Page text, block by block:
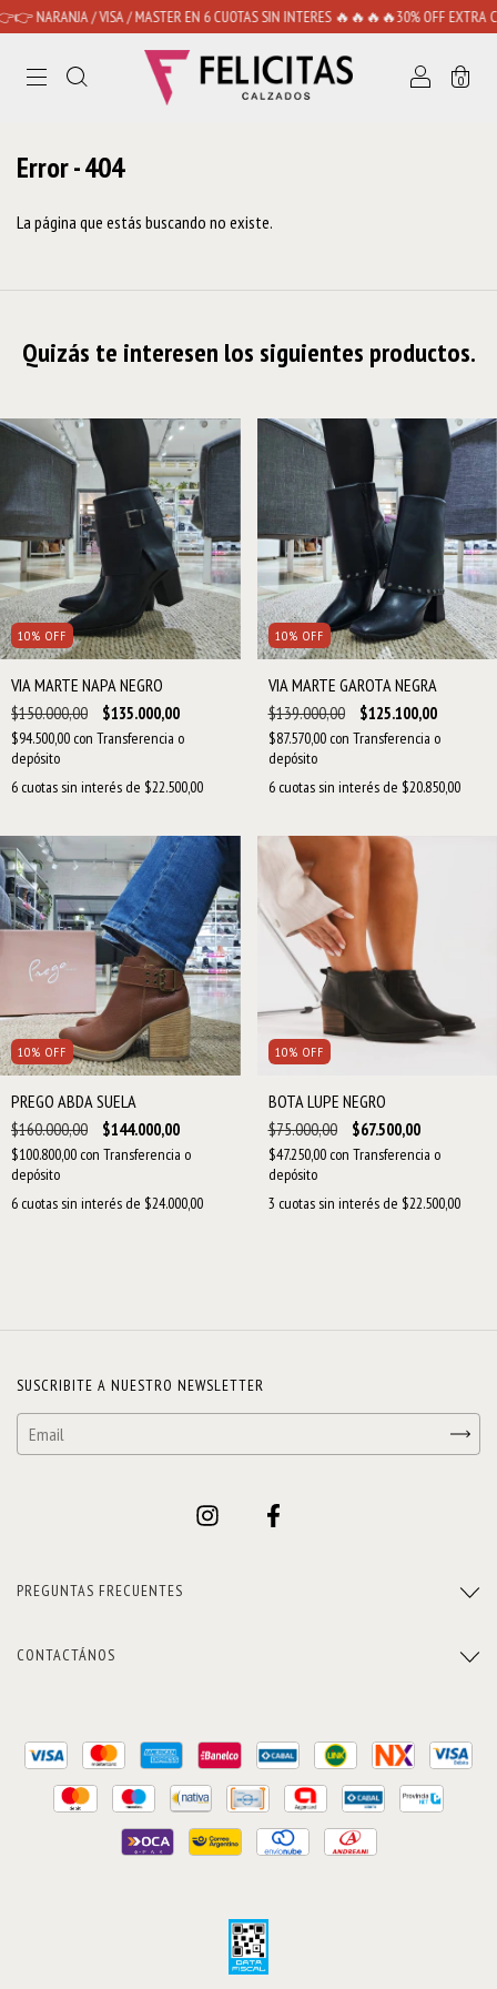
/ VISA / MASTER EN 6 CUOTAS SIN INTERES 🔥🔥🔥🔥30% OFF EXTRA CON
0
Error - 404
La página que estás buscando no existe.
Quizás te interesen los siguientes productos.
10% OFF
VIA MARTE NAPA NEGRO
$150.000,00 $135.000,00
$94.500,00 con Transferencia o
depósito
6 cuotas sin interés de $22.500,00
10% OFF
VIA MARTE GAROTA NEGRA
$139.000,00 $125.100,00
$87.570,00 con Transferencia o
depósito
6 cuotas sin interés de $20.850,00
10% OFF
PREGO ABDA SUELA
$160.000,00 $144.000,00
$100.800,00 con Transferencia o
depósito
6 cuotas sin interés de $24.000,00
10% OFF
BOTA LUPE NEGRO
$75.000,00 $67.500,00
$47.250,00 con Transferencia o
depósito
3 cuotas sin interés de $22.500,00
SUSCRIBITE A NUESTRO NEWSLETTER
PREGUNTAS FRECUENTES
CONTACTÁNOS